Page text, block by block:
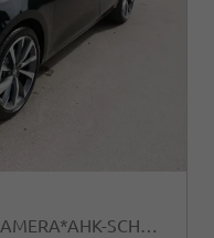
FR 2.0 TDI DSG Kombi DSG*KAMERA*AHK-SCHWENKBAR*NAVI*TEMPOMAT*WINTERPAKET*